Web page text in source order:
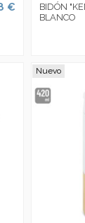
€
BIDÓN
BLANCO
Nuevo